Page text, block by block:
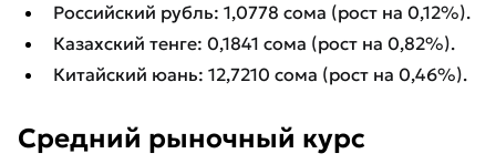
Российский рубль: 1,0778 сома (рост на 0,12%).
Казахский тенге: 0,1841 сома (рост на 0,82%).
Китайский юань: 12,7210 сома (рост на 0,46%).
Средний рыночный курс